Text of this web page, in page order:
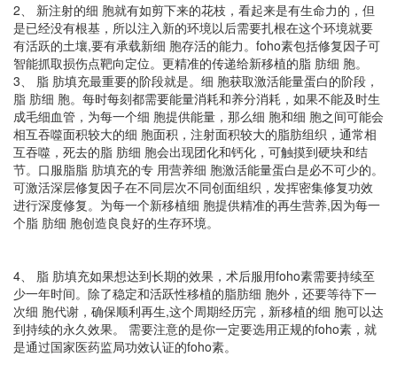
2、 新注射的细 胞就有如剪下来的花枝，看起来是有生命力的，但
是已经没有根基，所以注入新的环境以后需要扎根在这个环境就要
有活跃的土壤,要有承载新细 胞存活的能力。foho素包括修复因子可
智能抓取损伤点靶向定位。更精准的传递给新移植的脂 肪细 胞。
3、 脂 肪填充最重要的阶段就是。细 胞获取激活能量蛋白的阶段，
脂 肪细 胞。每时每刻都需要能量消耗和养分消耗，如果不能及时生
成毛细血管，为每一个细 胞提供能量，那么细 胞和细 胞之间可能会
相互吞噬面积较大的细 胞面积，注射面积较大的脂肪组织，通常相
互吞噬，死去的脂 肪细 胞会出现团化和钙化，可触摸到硬块和结
节。口服脂脂 肪填充的专 用营养细 胞激活能量蛋白是必不可少的。
可激活深层修复因子在不同层次不同创面组织，发挥密集修复功效
进行深度修复。为每一个新移植细 胞提供精准的再生营养,因为每一
个脂 肪细 胞创造良良好的生存环境。
4、 脂 肪填充如果想达到长期的效果，术后服用foho素需要持续至
少一年时间。除了稳定和活跃性移植的脂肪细 胞外，还要等待下一
次细 胞代谢，确保顺利再生,这个周期经历完，新移植的细 胞可以达
到持续的永久效果。 需要注意的是你一定要选用正规的foho素，就
是通过国家医药监局功效认证的foho素。